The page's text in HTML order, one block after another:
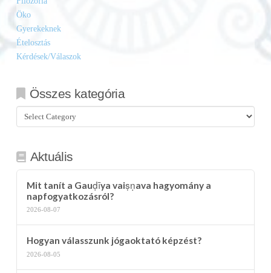
Öko
Gyerekeknek
Ételosztás
Kérdések/Válaszok
Összes kategória
Összes
kategória
Aktuális
Mit tanít a Gauḍīya vaiṣṇava hagyomány a
napfogyatkozásról?
2026-08-07
Hogyan válasszunk jógaoktató képzést?
2026-08-05